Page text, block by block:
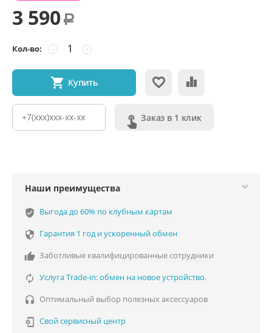
3 590 Р
Кол-во: +
−
Купить
Заказ в 1 клик
Наши преимущества
verified_user Выгода до 60% по клубным картам
 Гарантия 1 год и ускоренный обмен
 Заботливые квалифицированные сотрудники
 Услуга Trade-in: обмен на новое устройство.
 Оптимальный выбор полезных аксессуаров
 Свой сервисный центр